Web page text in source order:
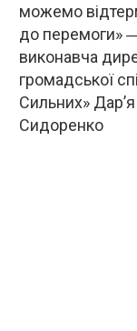
можемо
до перемоги»
виконавча
громадської
Сильних» Дар’я
Сидоренко